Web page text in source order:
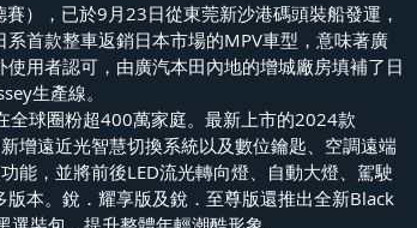
），已於9月23日從東莞新沙港碼頭裝船發運，
首款整車返銷日本市場的MPV車型，意味著廣
用者認可，由廣汽本田內地的增城廠房填補了日
生產線。
全球圈粉超400萬家庭。最新上市的2024款
增遠近光智慧切換系統以及數位鑰匙、空調遠端
能，並將前後LED流光轉向燈、自動大燈、駕駛
本。銳．耀享版及銳．至尊版還推出全新Black